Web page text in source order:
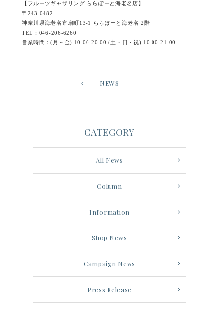
【フルーツギャザリング ららぽーと海老名店】
〒243-0482
神奈川県海老名市扇町13-1 ららぽーと海老名 2階
TEL：046-206-6260
営業時間：(月～金) 10:00-20:00 (土・日・祝) 10:00-21:00
NEWS
CATEGORY
All News
Column
Information
Shop News
Campaign News
Press Release